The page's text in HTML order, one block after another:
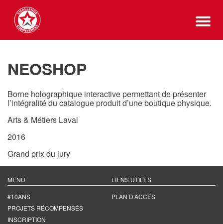
NEOSHOP
Borne holographique interactive permettant de présenter
l’intégralité du catalogue produit d’une boutique physique.
Arts & Métiers Laval
2016
Grand prix du jury
MENU
#10ANS
PROJETS RÉCOMPENSÉS
INSCRIPTION
LIENS UTILES
PLAN D’ACCÈS